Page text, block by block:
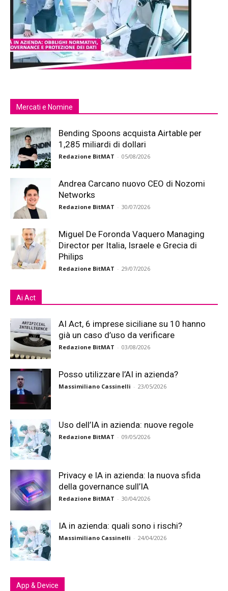
Mercati e Nomine
Bending Spoons acquista Airtable per
1,285 miliardi di dollari
Redazione BitMAT - 05/08/2026
Andrea Carcano nuovo CEO di Nozomi
Networks
Redazione BitMAT - 30/07/2026
Miguel De Foronda Vaquero Managing
Director per Italia, Israele e Grecia di
Philips
Redazione BitMAT - 29/07/2026
Ai Act
AI Act, 6 imprese siciliane su 10 hanno
già un caso d’uso da verificare
Redazione BitMAT - 03/08/2026
Posso utilizzare l’AI in azienda?
Massimiliano Cassinelli - 23/05/2026
Uso dell’IA in azienda: nuove regole
Redazione BitMAT - 09/05/2026
Privacy e IA in azienda: la nuova sfida
della governance sull’IA
Redazione BitMAT - 30/04/2026
IA in azienda: quali sono i rischi?
Massimiliano Cassinelli - 24/04/2026
App & Device